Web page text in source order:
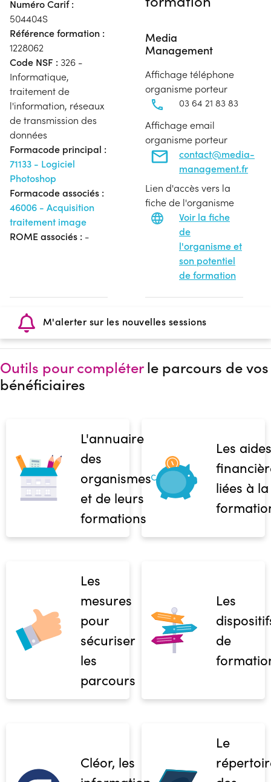
Numéro Carif :
504404S
Référence formation :
1228062
Code NSF : 326 -
Informatique,
traitement de
l'information, réseaux
de transmission des
données
Formacode principal :
71133 - Logiciel
Photoshop
Formacode associés :
46006 - Acquisition
traitement image
ROME associés : -
Media
Management
Affichage téléphone
organisme porteur
03 64 21 83 83
Affichage email
organisme porteur
contact@media-
management.fr
Lien d'accès vers la
fiche de l'organisme
Voir la fiche
de
l'organisme et
son potentiel
de formation
M'alerter sur les nouvelles sessions
Outils pour compléterle parcours de vos
bénéficiaires
L'annuaire
des
organismes
et de leurs
formations
Les aides
liées à la
Les
mesures
pour
sécuriser
les
parcours
Les
de
Cléor, les
Le